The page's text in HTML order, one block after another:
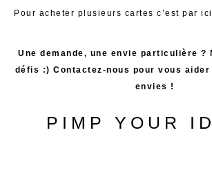
Pour acheter plusieurs cartes c’est par ici
Une demande, une envie particulière ?
défis :) Contactez-nous pour vous aider
envies !
PIMP YOUR